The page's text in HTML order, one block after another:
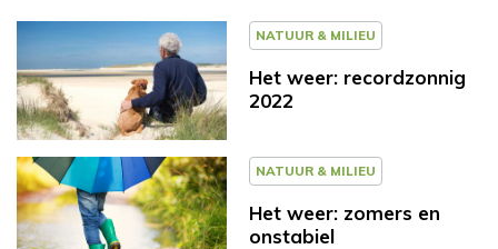
NATUUR & MILIEU
Het weer: recordzonnig
2022
NATUUR & MILIEU
Het weer: zomers en
onstabiel